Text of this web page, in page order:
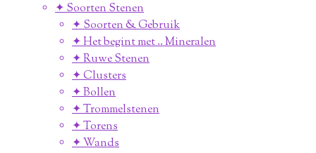
✦ Soorten Stenen
✦ Soorten & Gebruik
✦ Het begint met .. Mineralen
✦ Ruwe Stenen
✦ Clusters
✦ Bollen
✦ Trommelstenen
✦ Torens
✦ Wands